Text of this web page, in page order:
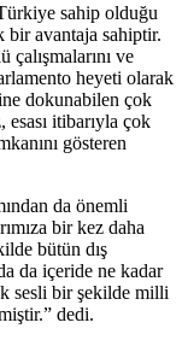
sahip olduğu
bir avantaja sahiptir.
çalışmalarını ve
heyeti olarak
dokunabilen çok
esası itibarıyla çok
gösteren
da önemli
bir kez daha
bütün dış
da içeride ne kadar
sesli bir şekilde milli
dedi.